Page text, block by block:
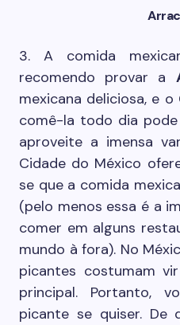
3. A comida
recomendo provar a
mexicana deliciosa, e
comê-la todo dia
aproveite a imensa
Cidade do México
se que a comida
(pelo menos essa é a
comer em alguns
mundo à fora). No
picantes costumam
principal. Portanto,
picante se quiser. De